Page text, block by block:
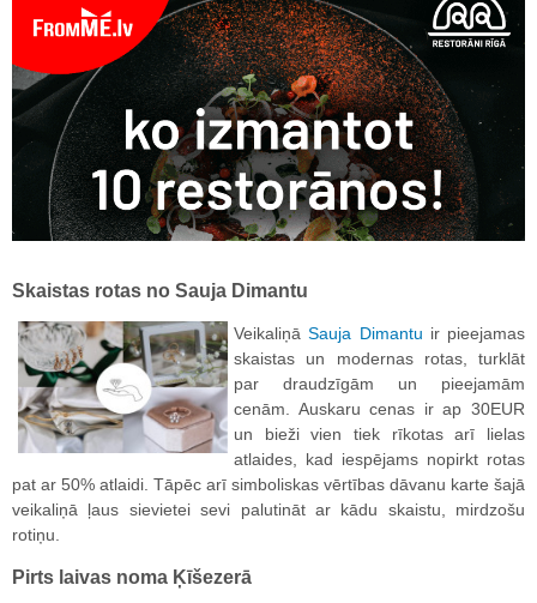
Skaistas rotas no Sauja Dimantu
VeikaliņāSauja Dimantu ir pieejamas
skaistas un modernas rotas, turklāt
par draudzīgām un pieejamām
cenām. Auskaru cenas ir ap 30EUR
un bieži vien tiek rīkotas arī lielas
atlaides, kad iespējams nopirkt rotas
pat ar 50% atlaidi. Tāpēc arī simboliskas vērtības dāvanu karte šajā
veikaliņā ļaus sievietei sevi palutināt ar kādu skaistu, mirdzošu
rotiņu.
Pirts laivas noma Ķīšezerā